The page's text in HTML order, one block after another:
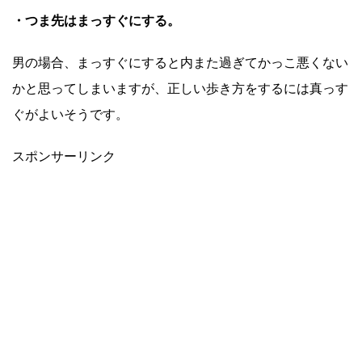
・つま先はまっすぐにする。
男の場合、まっすぐにすると内また過ぎてかっこ悪くない
かと思ってしまいますが、正しい歩き方をするには真っす
ぐがよいそうです。
スポンサーリンク